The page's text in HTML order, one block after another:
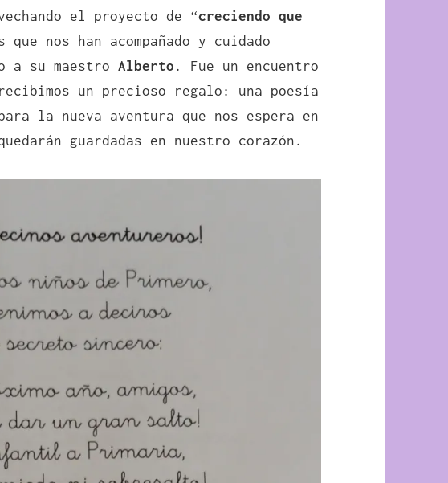
el proyecto de “creciendo que
que nos han acompañado y cuidado
a su maestroAlberto . Fue un encuentro
un precioso regalo: una poesía
la nueva aventura que nos espera en
guardadas en nuestro corazón.